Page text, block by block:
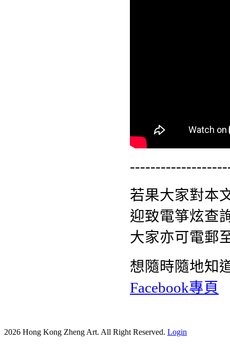
若果大家對本
迎致電箏炫查
大家亦可電郵
想隨時隨地知
Facebook專頁
2026 Hong Kong Zheng Art. All Right Reserved. Login